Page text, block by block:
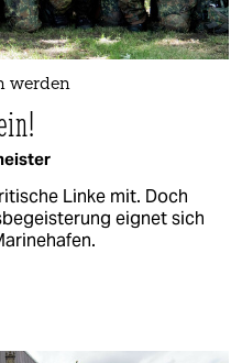
werden
Linke mit. Doch
eignet sich